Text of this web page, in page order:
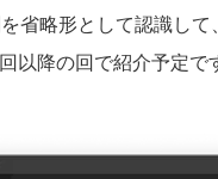
省略形として認識して
以降の回で紹介予定で